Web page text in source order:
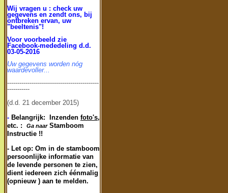
Wij vragen u : check uw
gegevens en zendt ons, bij
ontbreken ervan, uw
"beeltenis"!
Voor voorbeeld zie
Facebook-mededeling d.d.
03-05-2016
Uw gegevens worden nóg
waardevoller...
---------------------------------------------
-----------
(d.d. 21 december 2015)
- Belangrijk: Inzenden foto's,
etc. :
Ga naar Stamboom
Instructie !!
- Let op: Om in de stamboom
persoonlijke informatie van
de levende personen te zien,
dient iedereen zich éénmalig
(opnieuw ) aan te melden.